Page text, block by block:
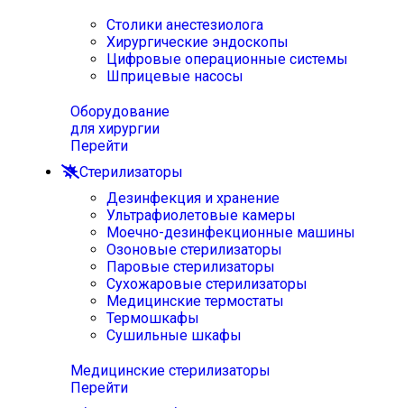
Столики анестезиолога
Хирургические эндоскопы
Цифровые операционные системы
Шприцевые насосы
Оборудование
для хирургии
Перейти
Стерилизаторы
Дезинфекция и хранение
Ультрафиолетовые камеры
Моечно-дезинфекционные машины
Озоновые стерилизаторы
Паровые стерилизаторы
Сухожаровые стерилизаторы
Медицинские термостаты
Термошкафы
Сушильные шкафы
Медицинские стерилизаторы
Перейти